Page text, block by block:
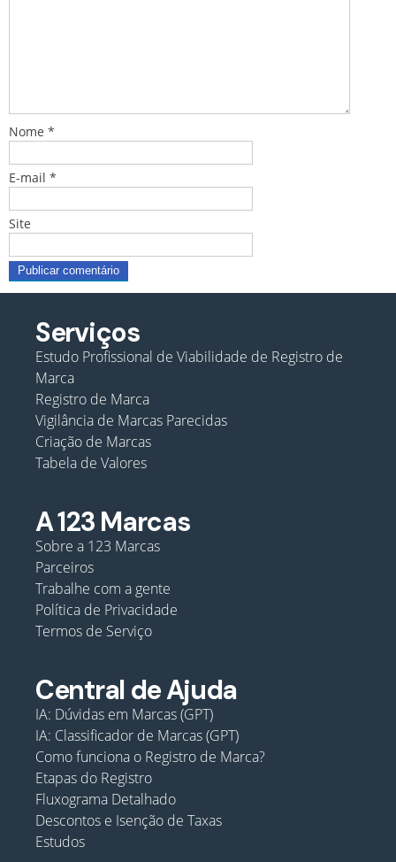
Nome *
E-mail *
Site
Serviços
Estudo Profissional de Viabilidade de Registro de
Marca
Registro de Marca
Vigilância de Marcas Parecidas
Criação de Marcas
Tabela de Valores
A 123 Marcas
Sobre a 123 Marcas
Parceiros
Trabalhe com a gente
Política de Privacidade
Termos de Serviço
Central de Ajuda
IA: Dúvidas em Marcas (GPT)
IA: Classificador de Marcas (GPT)
Como funciona o Registro de Marca?
Etapas do Registro
Fluxograma Detalhado
Descontos e Isenção de Taxas
Estudos